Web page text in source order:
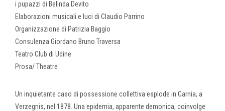
i pupazzi di Belinda Devito
Elaborazioni musicali e luci di Claudio Parrino
Organizzazione di Patrizia Baggio
Consulenza Giordano Bruno Traversa
Teatro Club di Udine
Prosa/ Theatre
Un inquietante caso di possessione collettiva esplode in Carnia, a
Verzegnis, nel 1878. Una epidemia, apparente demonica, coinvolge